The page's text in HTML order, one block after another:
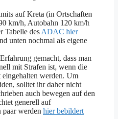
auf Kreta (in Ortschaften
km/h, Autobahn 120 km/h
Tabelle des ADAC hier
unten nochmal als eigene
gemacht, dass man
mit Strafen ist, wenn die
werden. Um
solltet ihr daher nicht
auch bewegen auf den
generell auf
paar werden hier bebildert